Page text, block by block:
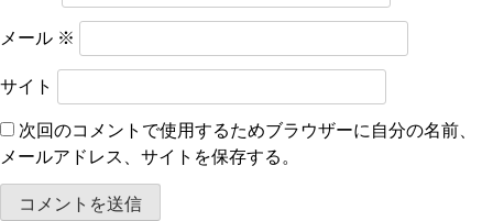
メール ※
サイト
次回のコメントで使用するためブラウザーに自分の名前、
メールアドレス、サイトを保存する。